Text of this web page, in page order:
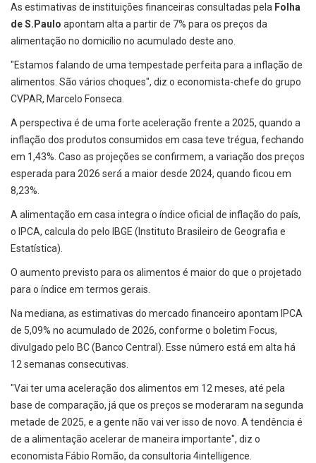
As estimativas de instituições financeiras consultadas pela Folha
de S.Paulo apontam alta a partir de 7% para os preços da
alimentação no domicílio no acumulado deste ano.
"Estamos falando de uma tempestade perfeita para a inflação de
alimentos. São vários choques", diz o economista-chefe do grupo
CVPAR, Marcelo Fonseca.
A perspectiva é de uma forte aceleração frente a 2025, quando a
inflação dos produtos consumidos em casa teve trégua, fechando
em 1,43%. Caso as projeções se confirmem, a variação dos preços
esperada para 2026 será a maior desde 2024, quando ficou em
8,23%.
A alimentação em casa integra o índice oficial de inflação do país,
o IPCA, calcula do pelo IBGE (Instituto Brasileiro de Geografia e
Estatística).
O aumento previsto para os alimentos é maior do que o projetado
para o índice em termos gerais.
Na mediana, as estimativas do mercado financeiro apontam IPCA
de 5,09% no acumulado de 2026, conforme o boletim Focus,
divulgado pelo BC (Banco Central). Esse número está em alta há
12 semanas consecutivas.
"Vai ter uma aceleração dos alimentos em 12 meses, até pela
base de comparação, já que os preços se moderaram na segunda
metade de 2025, e a gente não vai ver isso de novo. A tendência é
de a alimentação acelerar de maneira importante", diz o
economista Fábio Romão, da consultoria 4intelligence.